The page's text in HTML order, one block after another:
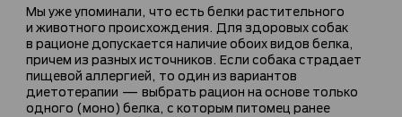
Мы уже упоминали, что есть белки растительного
и животного происхождения. Для здоровых собак
в рационе допускается наличие обоих видов белка,
причем из разных источников. Если собака страдает
пищевой аллергией, то один из вариантов
диетотерапии — выбрать рацион на основе только
одного (моно) белка, с которым питомец ранее